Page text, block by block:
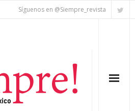
Síguenos en @Siempre_revista